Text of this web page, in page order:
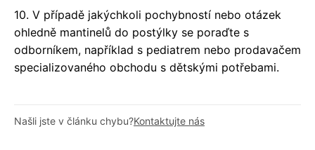
10. V případě jakýchkoli pochybností nebo otázek
ohledně mantinelů do postýlky se poraďte s
odborníkem, například s pediatrem nebo prodavačem
specializovaného obchodu s dětskými potřebami.
Našli jste v článku chybu?Kontaktujte nás